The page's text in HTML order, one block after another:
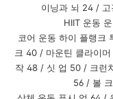
이닝과 뇌 24 /
HIIT 운동
코어 운동 하이 플랭크
크 40 / 마운틴 클라이머
작 48 / 싯 업 50 / 크런
56 / 볼